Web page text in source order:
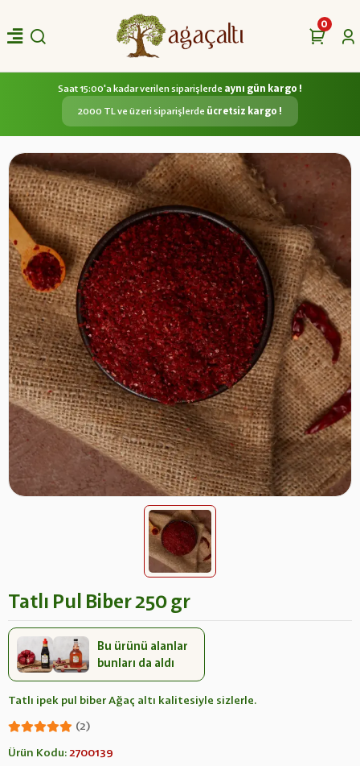
0
Saat 15:00'a kadar verilen siparişlerde aynı gün kargo !
2000 TL ve üzeri siparişlerde ücretsiz kargo !
Tatlı Pul Biber 250 gr
Bu ürünü alanlar
bunları da aldı
Tatlı ipek pul biber Ağaç altı kalitesiyle sizlerle.
(2)
Ürün Kodu:2700139